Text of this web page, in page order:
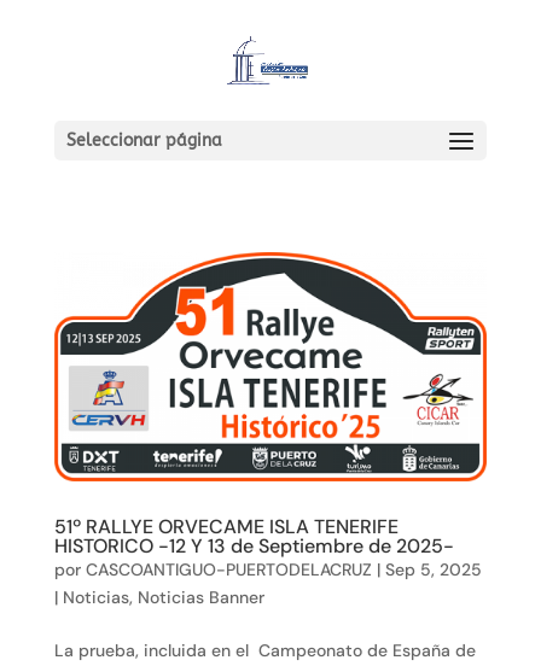
Seleccionar página
51º RALLYE ORVECAME ISLA TENERIFE
HISTORICO -12 Y 13 de Septiembre de 2025-
por CASCOANTIGUO-PUERTODELACRUZ | Sep 5, 2025
| Noticias, Noticias Banner
La prueba, incluida en el Campeonato de España de